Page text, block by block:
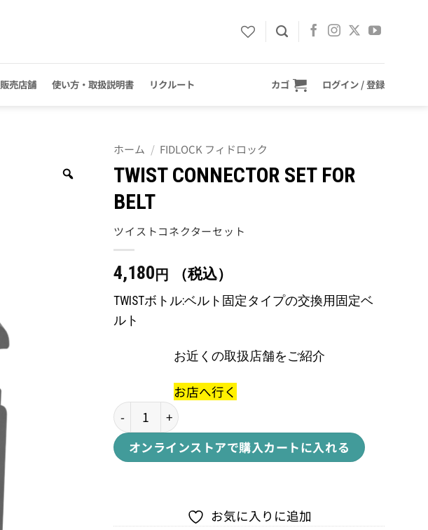
販売店舗 使い方・取扱説明書 リクルート カゴ ログイン / 登録
ホーム / FIDLOCK フィドロック
TWIST CONNECTOR SET FOR
BELT
ツイストコネクターセット
4,180 円 （税込）
TWISTボトル:ベルト固定タイプの交換用固定ベ
ルト
お近くの取扱店舗をご紹介
お店へ行く
TWIST CONNECTOR SET FOR BELTツイストコネクターセッ
オンラインストアで購入カートに入れる
お気に入りに追加